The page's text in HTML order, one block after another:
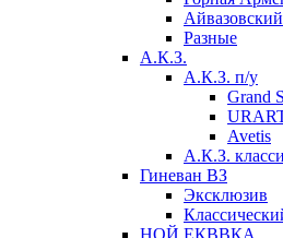
Айвазовский
Разные
А.К.З.
А.К.З. п/у
Grand
Avetis
А.К.З.
Гиневан ВЗ
Эксклюзив
НОЙ ЕКВВКА